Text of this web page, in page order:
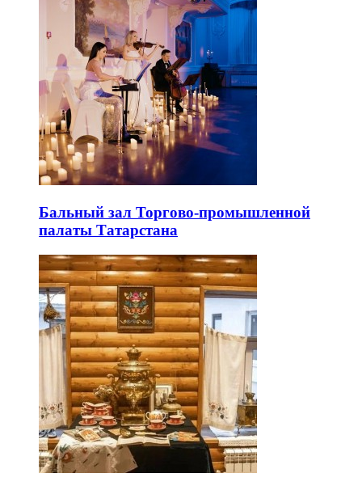
Бальный зал Торгово-промышленной
палаты Татарстана